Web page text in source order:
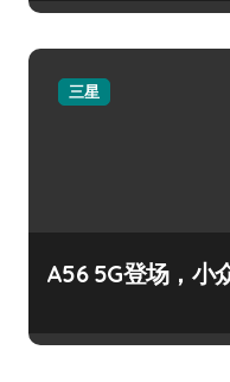
三星
A56 5G登场，小